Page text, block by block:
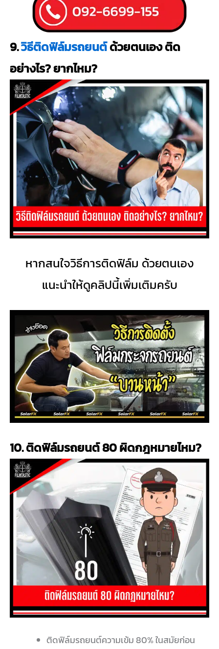
9.วิธีติดฟิล์มรถยนต์ด้วยตนเอง ติด
อย่างไร? ยากไหม?
หากสนใจวิธีการติดฟิล์ม ด้วยตนเอง
แนะนำให้ดูคลิปนี้เพิ่มเติมครับ
10. ติดฟิล์มรถยนต์ 80 ผิดกฎหมายไหม?
ติดฟิล์มรถยนต์ความเข้ม 80% ในสมัยก่อน